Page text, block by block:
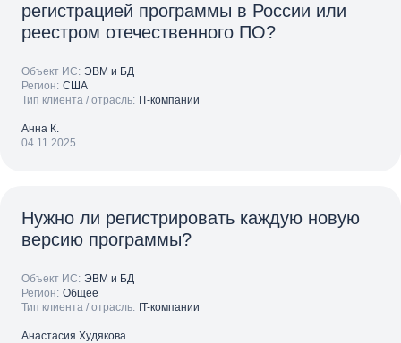
регистрацией программы в России или
реестром отечественного ПО?
Объект ИС: ЭВМ и БД
Регион: США
Тип клиента / отрасль: IT-компании
Анна К.
04.11.2025
Нужно ли регистрировать каждую новую
версию программы?
Объект ИС: ЭВМ и БД
Регион: Общее
Тип клиента / отрасль: IT-компании
Анастасия Худякова